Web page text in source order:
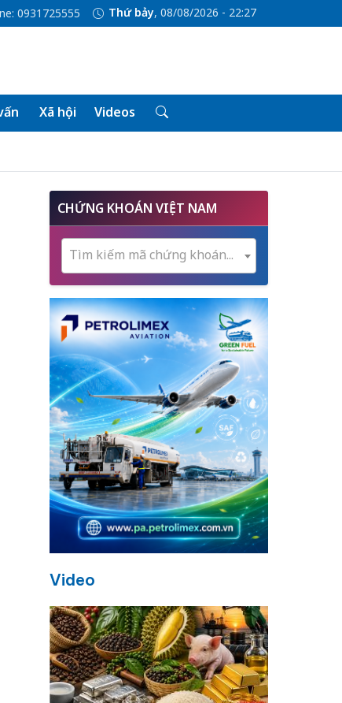
0931725555 Thứ bảy, 08/08/2026 - 22:27
Xã hội Videos
CHỨNG KHOÁN VIỆT NAM
Tìm kiếm mã chứng khoán...
Video